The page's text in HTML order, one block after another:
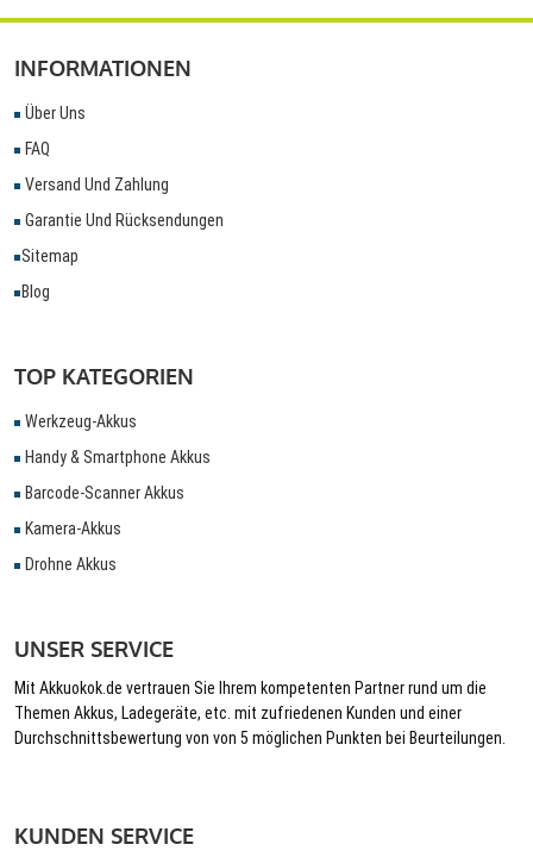
INFORMATIONEN
Über Uns
FAQ
Versand Und Zahlung
Garantie Und Rücksendungen
Sitemap
Blog
TOP KATEGORIEN
Werkzeug-Akkus
Handy & Smartphone Akkus
Barcode-Scanner Akkus
Kamera-Akkus
Drohne Akkus
UNSER SERVICE
Mit Akkuokok.de vertrauen Sie Ihrem kompetenten Partner rund um die
Themen Akkus, Ladegeräte, etc. mit zufriedenen Kunden und einer
Durchschnittsbewertung von von 5 möglichen Punkten bei Beurteilungen.
KUNDEN SERVICE